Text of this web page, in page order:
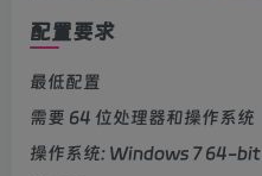
配置要求
最低配置
需要 64 位处理器和操作系统
操作系统: Windows 7 64-bit